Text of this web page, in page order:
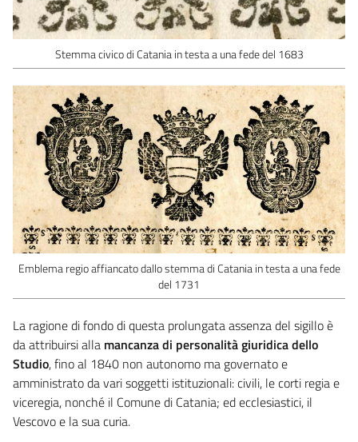
Stemma civico di Catania in testa a una fede del 1683
Emblema regio affiancato dallo stemma di Catania in testa a una fede
del 1731
La ragione di fondo di questa prolungata assenza del sigillo è
da attribuirsi alla mancanza di personalità giuridica dello
Studio, fino al 1840 non autonomo ma governato e
amministrato da vari soggetti istituzionali: civili, le corti regia e
viceregia, nonché il Comune di Catania; ed ecclesiastici, il
Vescovo e la sua curia.